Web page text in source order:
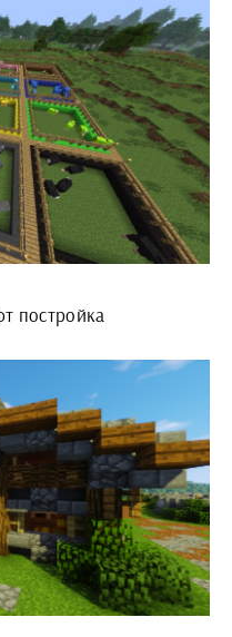
постройка